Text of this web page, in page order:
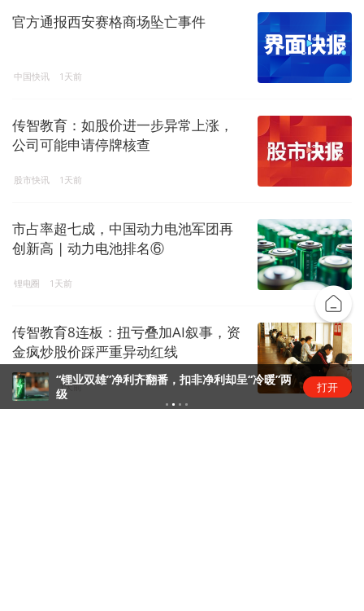
官方通报西安赛格商场坠亡事件
中国快讯 1天前
传智教育：如股价进一步异常上涨，
公司可能申请停牌核查
股市快讯 1天前
市占率超七成，中国动力电池军团再
创新高 | 动力电池排名⑥
锂电圈 1天前
传智教育8连板：扭亏叠加AI叙事，资
金疯炒股价踩严重异动红线
资本风云 1天前
“锂业双雄”净利齐翻番，扣非净利却呈“冷暖”两
级
打开